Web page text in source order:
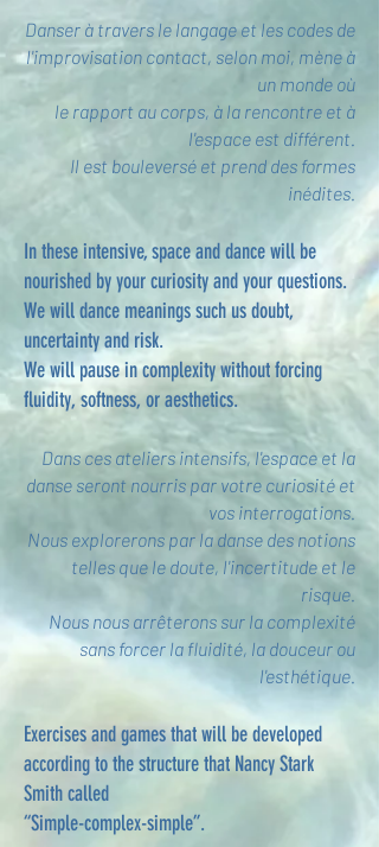
Danser à travers le langage et les codes de
l'improvisation contact, selon moi, mène à
un monde où
le rapport au corps, à la rencontre et à
l'espace est différent.
Il est bouleversé et prend des formes
inédites.
In these intensive, space and dance will be
nourished by your curiosity and your questions.
We will dance meanings such us doubt,
uncertainty and risk.
We will pause in complexity without forcing
fluidity, softness, or aesthetics.
Dans ces ateliers intensifs, l'espace et la
danse seront nourris par votre curiosité et
vos interrogations.
Nous explorerons par la danse des notions
telles que le doute, l'incertitude et le
risque.
Nous nous arrêterons sur la complexité
sans forcer la fluidité, la douceur ou
l'esthétique.
Exercises and games that will be developed
according to the structure that Nancy Stark
Smith called
“Simple-complex-simple”.